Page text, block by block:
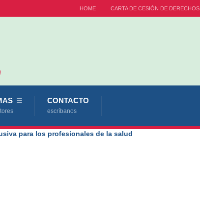
HOME CARTA DE CESIÓN DE DERECHOS
CONTACTO
escríbanos
para los profesionales de la salud